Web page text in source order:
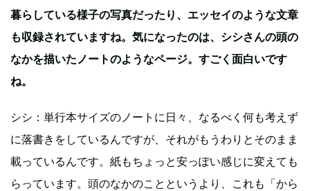
暮らしている様子の写真だったり、エッセイのような文章
も収録されていますね。気になったのは、シシさんの頭の
なかを描いたノートのようなページ。すごく面白いです
ね。
シシ：単行本サイズのノートに日々、なるべく何も考えず
に落書きをしているんですが、それがもうわりとそのまま
載っているんです。紙もちょっと安っぽい感じに変えても
らっています。頭のなかのことというより、これも「から